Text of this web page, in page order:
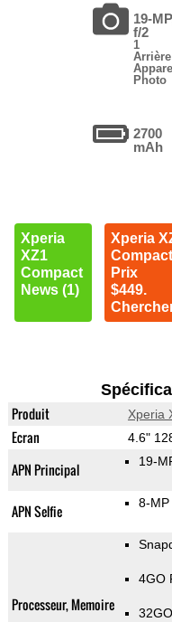
19-
f/2
1
Arrière
Photo
2700
mAh
Xperia
XZ1
Compact
News (1)
Xperia
Compact
Prix
$449.
Produit Xperia
Ecran 4.6"
APN Principal 19-
APN Selfie 8-MP
Processeur, Memoire
4GO